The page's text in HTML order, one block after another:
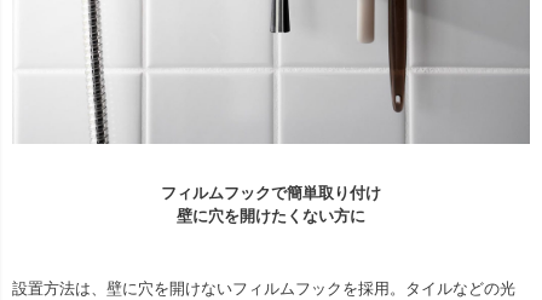
フィルムフックで簡単取り付け
壁に穴を開けたくない方に
設置方法は、壁に穴を開けないフィルムフックを採用。タイルなどの光